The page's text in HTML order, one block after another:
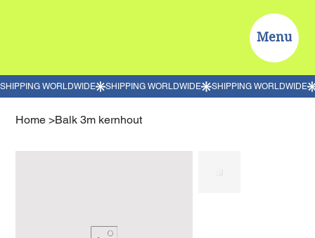
Menu
Home >Balk 3m kernhout